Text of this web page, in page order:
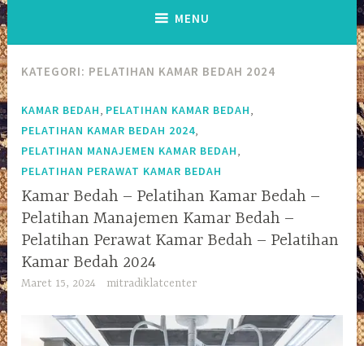
MENU
KATEGORI: PELATIHAN KAMAR BEDAH 2024
KAMAR BEDAH, PELATIHAN KAMAR BEDAH,
PELATIHAN KAMAR BEDAH 2024,
PELATIHAN MANAJEMEN KAMAR BEDAH,
PELATIHAN PERAWAT KAMAR BEDAH
Kamar Bedah – Pelatihan Kamar Bedah –
Pelatihan Manajemen Kamar Bedah –
Pelatihan Perawat Kamar Bedah – Pelatihan
Kamar Bedah 2024
Maret 15, 2024 mitradiklatcenter